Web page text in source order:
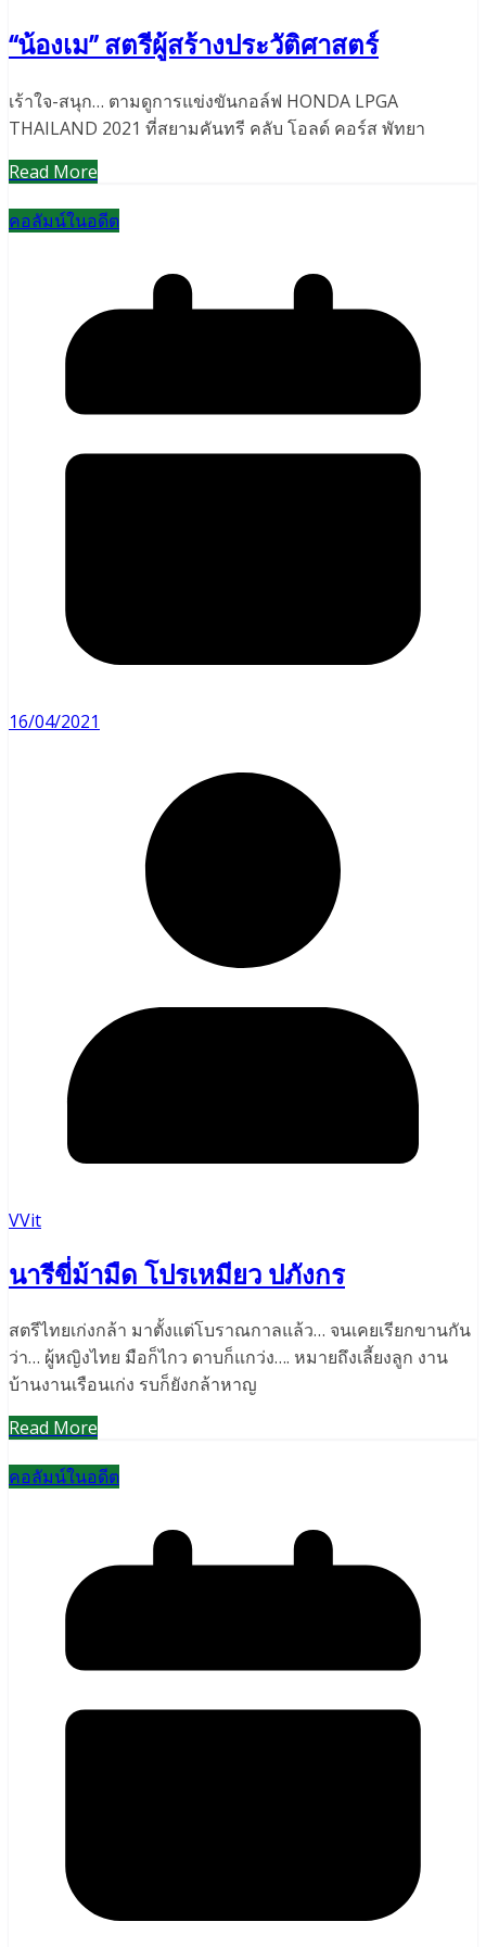
“น้องเม” สตรีผู้สร้างประวัติศาสตร์
เร้าใจ-สนุก… ตามดูการแข่งขันกอล์ฟ HONDA LPGA
THAILAND 2021 ที่สยามคันทรี คลับ โอลด์ คอร์ส พัทยา
Read More
คอลัมน์ในอดีต
16/04/2021
VVit
นารีขี่ม้ามืด โปรเหมียว ปภังกร
สตรีไทยเก่งกล้า มาตั้งแต่โบราณกาลแล้ว… จนเคยเรียกขานกัน
ว่า… ผู้หญิงไทย มือก็ไกว ดาบก็แกว่ง…. หมายถึงเลี้ยงลูก งาน
บ้านงานเรือนเก่ง รบก็ยังกล้าหาญ
Read More
คอลัมน์ในอดีต